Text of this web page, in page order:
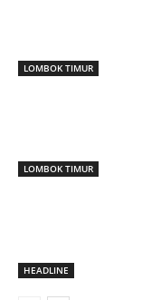
LOMBOK TIMUR
LOMBOK TIMUR
HEADLINE